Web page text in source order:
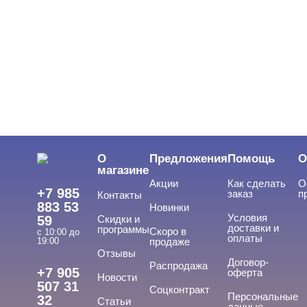
Cвернуть
+7 985
883 53
59
с 10:00 до
19:00
+7 905
507 31
32
О
магазине
Контакты
Скидки и
программы
Отзывы
Новости
Статьи
Предложения
Акции
Новинки
Скоро в
продаже
Распродажа
Соцконтракт
Помощь
Как сделать
заказ
Условия
доставки и
оплаты
Договор-
оферта
Персональные